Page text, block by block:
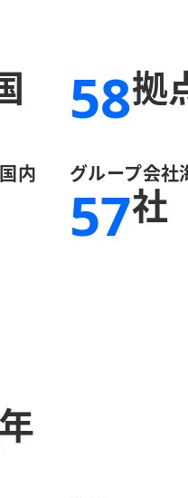
58拠
内 グループ会社
57社
年